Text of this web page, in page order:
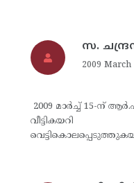
സ.
2009 March
2009 മാര്‍ച്ച് 15-ന്
വീട്ടികയറി